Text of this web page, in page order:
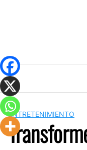
ENTRETENIMIENTO